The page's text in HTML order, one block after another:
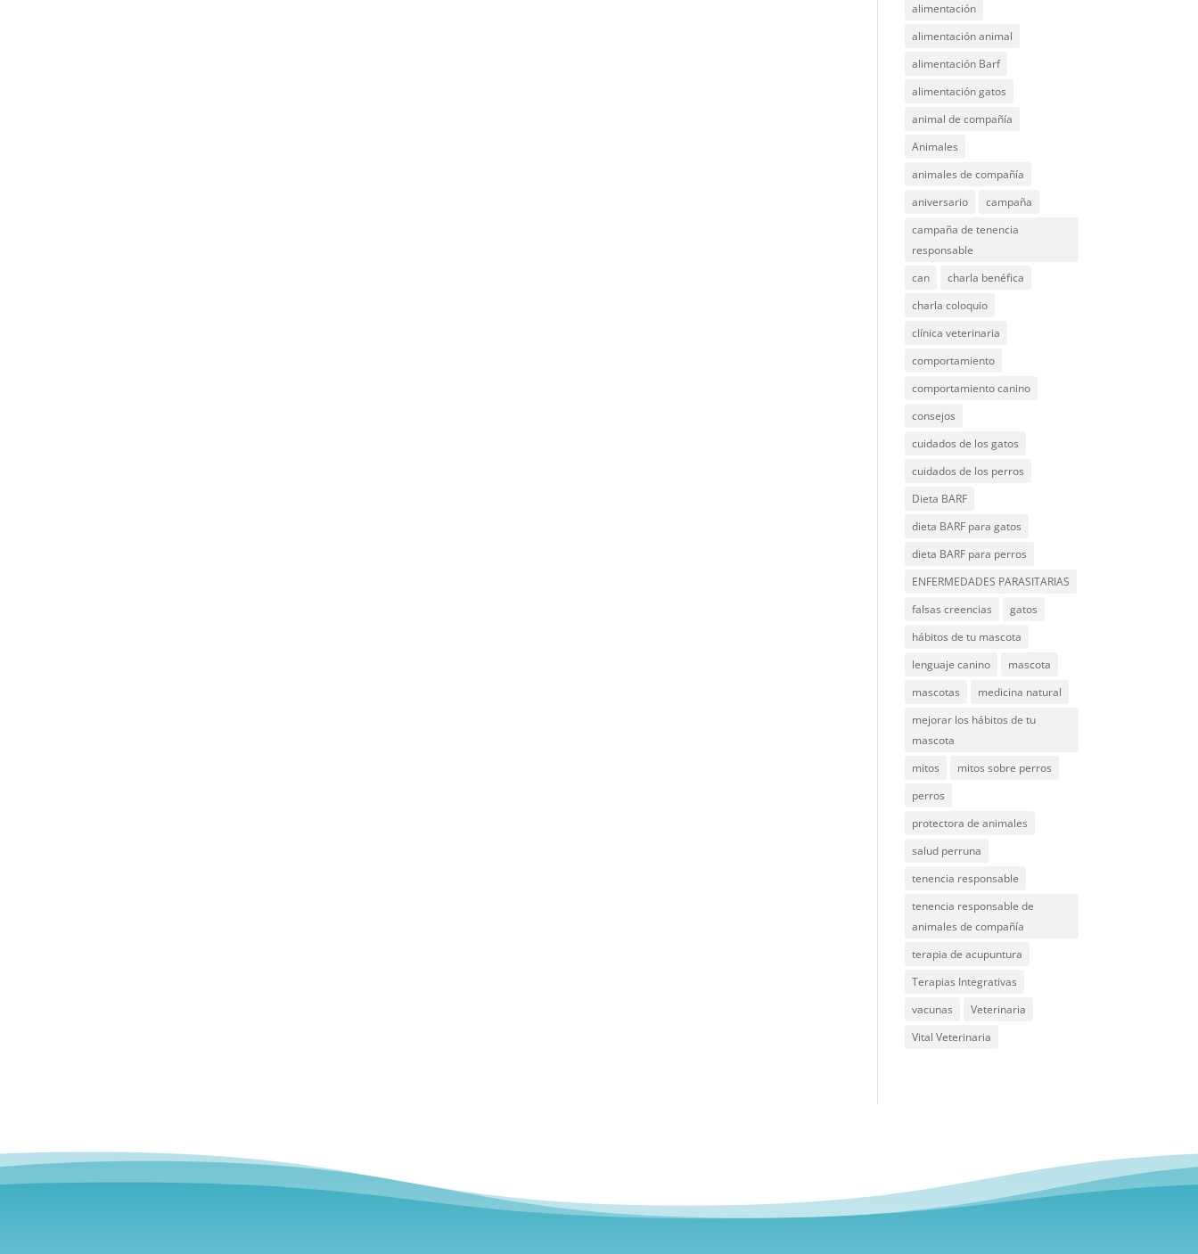
alimentación
alimentación animal
alimentación Barf
alimentación gatos
animal de compañía
Animales
animales de compañía
aniversario
campaña
campaña de tenencia
responsable
can
charla benéfica
charla coloquio
clínica veterinaria
comportamiento
comportamiento canino
consejos
cuidados de los gatos
cuidados de los perros
Dieta BARF
dieta BARF para gatos
dieta BARF para perros
ENFERMEDADES PARASITARIAS
falsas creencias
gatos
hábitos de tu mascota
lenguaje canino
mascota
mascotas
medicina natural
mejorar los hábitos de tu
mascota
mitos
mitos sobre perros
perros
protectora de animales
salud perruna
tenencia responsable
tenencia responsable de
animales de compañía
terapia de acupuntura
Terapias Integrativas
vacunas
Veterinaria
Vital Veterinaria